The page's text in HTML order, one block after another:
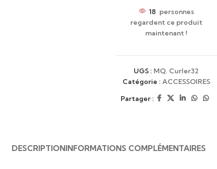
18 personnes
regardent ce produit
maintenant !
UGS : MQ. Curler32
Catégorie : ACCESSOIRES
Partager :
DESCRIPTIONINFORMATIONS COMPLÉMENTAIRES